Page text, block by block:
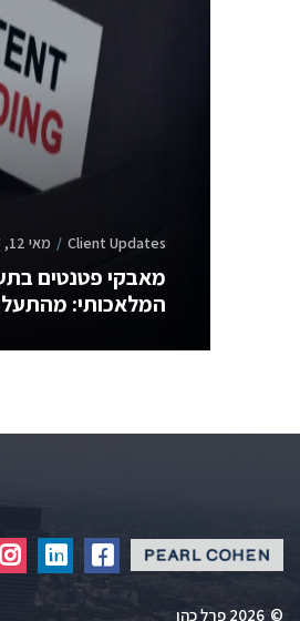
מאבקי פטנטים
המלאכותי:
Client Updates מאי 12, 2026
Click
to
redirect
Click
to
© 2026 פרל כהן